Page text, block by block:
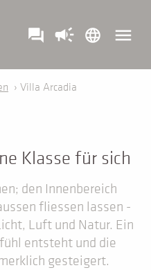
question_answer campaign language menu
› Villa Arcadia
Klasse für sich
den Innenbereich
fliessen lassen -
Luft und Natur. Ein
entsteht und die
gesteigert.